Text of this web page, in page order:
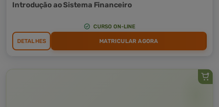
Introdução ao Sistema Financeiro
CURSO ON-LINE
DETALHES MATRICULAR AGORA